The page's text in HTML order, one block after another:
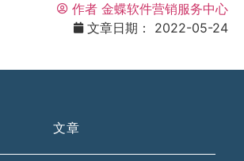
作者 金蝶软件营销服务中心
文章日期：
2022-05-24
文章